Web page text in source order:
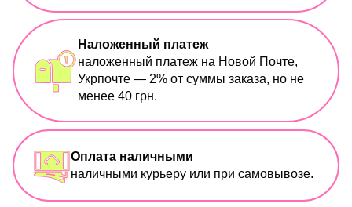
Наложенный платеж
наложенный платеж на Новой Почте,
Укрпочте — 2% от суммы заказа, но не
менее 40 грн.
Оплата наличными
наличными курьеру или при самовывозе.